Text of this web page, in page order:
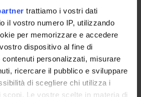
trattiamo i vostri dati
il vostro numero IP, utilizzando
per memorizzare e accedere
dispositivo al fine di
contenuti personalizzati, misurare
ricercare il pubblico e sviluppare
di scegliere chi utilizza i
scopi. Le vostre scelte in materia di